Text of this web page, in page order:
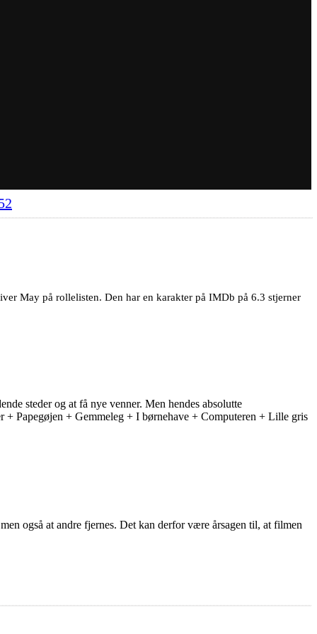
May på rollelisten. Den har en karakter på IMDb på 6.3 stjerner
steder og at få nye venner. Men hendes absolutte
Papegøjen + Gemmeleg + I børnehave + Computeren + Lille gris
også at andre fjernes. Det kan derfor være årsagen til, at filmen